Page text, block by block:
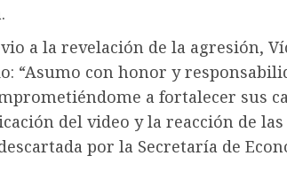
a la revelación de la agresión,
“Asumo con honor y
a fortalecer sus
del video y la reacción de
por la Secretaría de